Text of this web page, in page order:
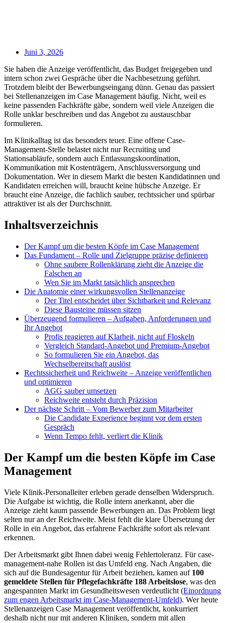
Juni 3, 2026
Sie haben die Anzeige veröffentlicht, das Budget freigegeben und
intern schon zwei Gespräche über die Nachbesetzung geführt.
Trotzdem bleibt der Bewerbungseingang dünn. Genau das passiert
bei Stellenanzeigen im Case Management häufig. Nicht, weil es
keine passenden Fachkräfte gäbe, sondern weil viele Anzeigen die
Rolle unklar beschreiben und das Angebot zu austauschbar
formulieren.
Im Klinikalltag ist das besonders teuer. Eine offene Case-
Management-Stelle belastet nicht nur Recruiting und
Stationsabläufe, sondern auch Entlassungskoordination,
Kommunikation mit Kostenträgern, Anschlussversorgung und
Dokumentation. Wer in diesem Markt die besten Kandidatinnen und
Kandidaten erreichen will, braucht keine hübsche Anzeige. Er
braucht eine Anzeige, die fachlich sauber, rechtssicher und spürbar
attraktiver ist als der Durchschnitt.
Inhaltsverzeichnis
Der Kampf um die besten Köpfe im Case Management
Das Fundament – Rolle und Zielgruppe präzise definieren
Ohne saubere Rollenklärung zieht die Anzeige die
Falschen an
Wen Sie im Markt tatsächlich ansprechen
Die Anatomie einer wirkungsvollen Stellenanzeige
Der Titel entscheidet über Sichtbarkeit und Relevanz
Diese Bausteine müssen sitzen
Überzeugend formulieren – Aufgaben, Anforderungen und
Ihr Angebot
Profis reagieren auf Klarheit, nicht auf Floskeln
Vergleich Standard-Angebot und Premium-Angebot
So formulieren Sie ein Angebot, das
Wechselbereitschaft auslöst
Rechtssicherheit und Reichweite – Anzeige veröffentlichen
und optimieren
AGG sauber umsetzen
Reichweite entsteht durch Präzision
Der nächste Schritt – Vom Bewerber zum Mitarbeiter
Die Candidate Experience beginnt vor dem ersten
Gespräch
Wenn Tempo fehlt, verliert die Klinik
Der Kampf um die besten Köpfe im Case
Management
Viele Klinik-Personalleiter erleben gerade denselben Widerspruch.
Die Aufgabe ist wichtig, die Rolle intern anerkannt, aber die
Anzeige zieht kaum passende Bewerbungen an. Das Problem liegt
selten nur an der Reichweite. Meist fehlt die klare Übersetzung der
Rolle in ein Angebot, das erfahrene Fachkräfte sofort als relevant
erkennen.
Der Arbeitsmarkt gibt Ihnen dabei wenig Fehlertoleranz. Für case-
management-nahe Rollen ist das Umfeld eng. Nach Angaben, die
sich auf die Bundesagentur für Arbeit beziehen, kamen auf 100
gemeldete Stellen für Pflegefachkräfte 188 Arbeitslose, was den
angespannten Markt im Gesundheitswesen verdeutlicht (Einordnung
zum engen Arbeitsmarkt im Case-Management-Umfeld). Wer heute
Stellenanzeigen Case Management veröffentlicht, konkurriert
deshalb nicht nur mit anderen Kliniken, sondern mit allen